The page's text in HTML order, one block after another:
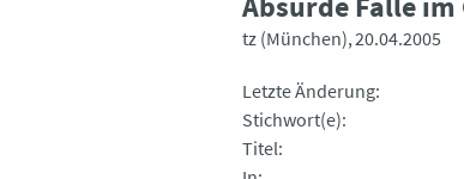
tz (München) 20.04.2005
Letzte Änderung
Stichwort(e)
Titel